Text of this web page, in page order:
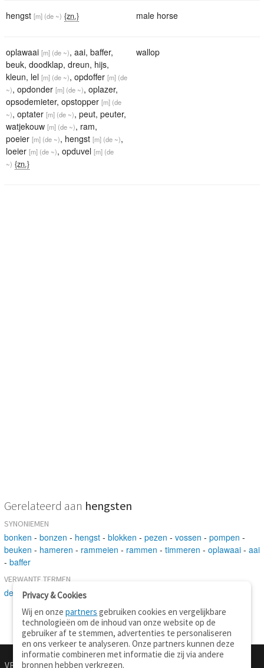
hengst [m] (de ~) {zn.} male horse
oplawaai [m] (de ~), aai, baffer,
beuk, doodklap, dreun, hijs,
kleun, lel [m] (de ~), opdoffer [m] (de
~), opdonder [m] (de ~), oplazer,
opsodemieter, opstopper [m] (de
~), optater [m] (de ~), peut, peuter,
watjekouw [m] (de ~), ram,
poeier [m] (de ~), hengst [m] (de ~),
loeier [m] (de ~), opduvel [m] (de
~) {zn.}
wallop
Gerelateerd aan hengsten
SYNONIEMEN
bonken - bonzen - hengst - blokken - pezen - vossen - pompen -
beuken - hameren - rammeien - rammen - timmeren - oplawaai - aai
- baffer
VERWANTE TERMEN
dekken-studeren-slaan
VERTALEN.NU
Privacy & Cookies
Wij en onzepartners gebruiken cookies en vergelijkbare
technologieën om de inhoud van onze website op de
gebruiker af te stemmen, advertenties te personaliseren
en ons verkeer te analyseren. Onze partners kunnen deze
informatie combineren met informatie die zij via andere
bronnen hebben verkregen.